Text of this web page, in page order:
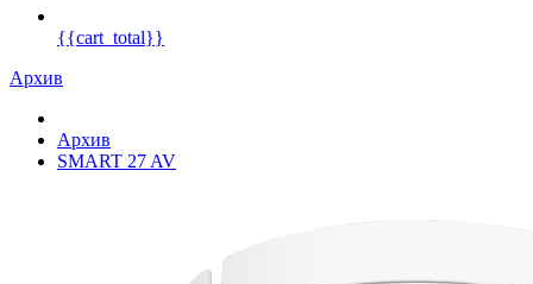
{{cart_total}}
Архив
Архив
SMART 27 AV